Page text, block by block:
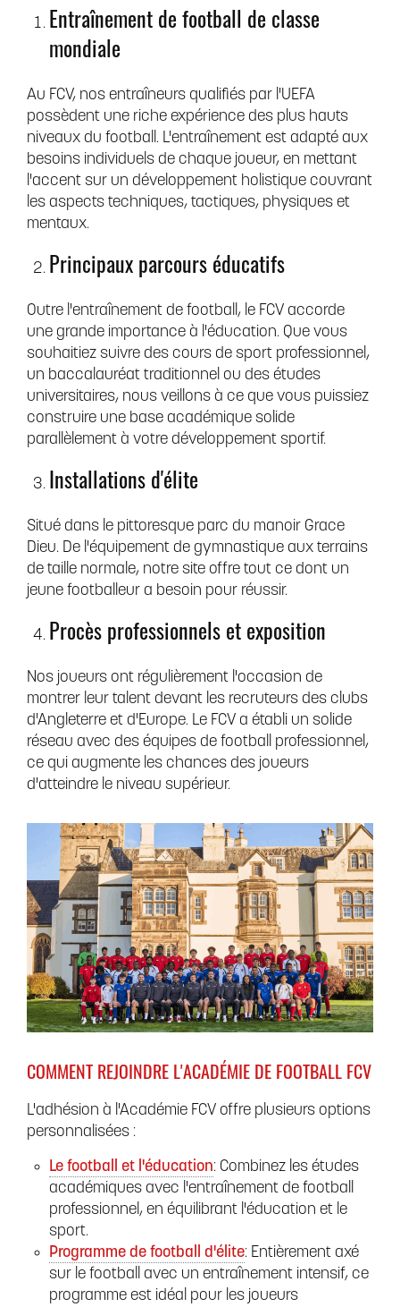
Entraînement de football de classe
mondiale
Au FCV, nos entraîneurs qualifiés par l'UEFA
possèdent une riche expérience des plus hauts
niveaux du football. L'entraînement est adapté aux
besoins individuels de chaque joueur, en mettant
l'accent sur un développement holistique couvrant
les aspects techniques, tactiques, physiques et
mentaux.
Principaux parcours éducatifs
Outre l'entraînement de football, le FCV accorde
une grande importance à l'éducation. Que vous
souhaitiez suivre des cours de sport professionnel,
un baccalauréat traditionnel ou des études
universitaires, nous veillons à ce que vous puissiez
construire une base académique solide
parallèlement à votre développement sportif.
Installations d'élite
Situé dans le pittoresque parc du manoir Grace
Dieu. De l'équipement de gymnastique aux terrains
de taille normale, notre site offre tout ce dont un
jeune footballeur a besoin pour réussir.
Procès professionnels et exposition
Nos joueurs ont régulièrement l'occasion de
montrer leur talent devant les recruteurs des clubs
d'Angleterre et d'Europe. Le FCV a établi un solide
réseau avec des équipes de football professionnel,
ce qui augmente les chances des joueurs
d'atteindre le niveau supérieur.
COMMENT REJOINDRE L'ACADÉMIE DE FOOTBALL FCV
L'adhésion à l'Académie FCV offre plusieurs options
personnalisées :
Le football et l'éducation: Combinez les études
académiques avec l'entraînement de football
professionnel, en équilibrant l'éducation et le
sport.
Programme de football d'élite: Entièrement axé
sur le football avec un entraînement intensif, ce
programme est idéal pour les joueurs